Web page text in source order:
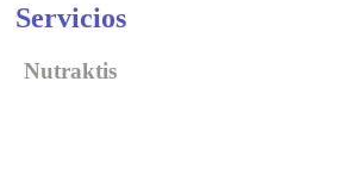
Servicios
Nutraktis